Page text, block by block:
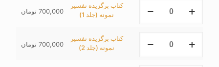
برگزیده
کتاب برگزیده تفسیر
نمونه (جلد 1)
700,000 تومان
برگزیده
کتاب برگزیده تفسیر
نمونه (جلد 2)
700,000 تومان